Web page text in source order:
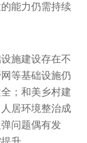
能力仍需持续
施建设存在不
等基础设施仍
；和美乡村建
居环境整治成
问题偶有发